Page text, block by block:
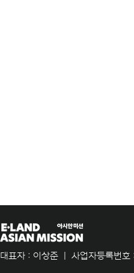
대표자 : 이상준 ㅣ 사업자등록번